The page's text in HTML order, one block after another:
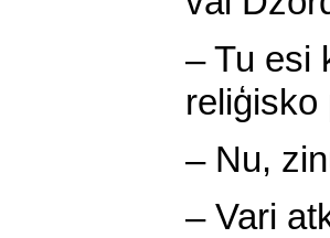
– Tu esi
reliģisko
– Nu,
– Vari